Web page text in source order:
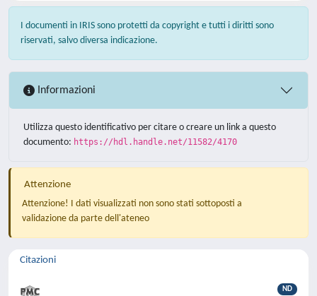
I documenti in IRIS sono protetti da copyright e tutti i diritti sono
riservati, salvo diversa indicazione.
Informazioni
Utilizza questo identificativo per citare o creare un link a questo
documento: https://hdl.handle.net/11582/4170
Attenzione
Attenzione! I dati visualizzati non sono stati sottoposti a
validazione da parte dell'ateneo
Citazioni
ND